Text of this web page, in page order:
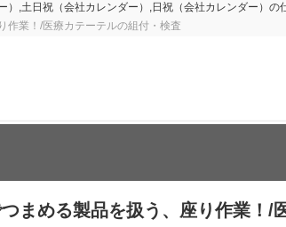
）,土日祝（会社カレンダー）,日祝（会社カレンダー）の
作業！/医療カテーテルの組付・検査
まめる製品を扱う、座り作業！/